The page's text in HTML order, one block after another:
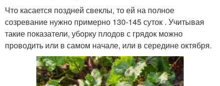
Что касается поздней свеклы, то ей на полное
созревание нужно примерно 130-145 суток . Учитывая
такие показатели, уборку плодов с грядок можно
проводить или в самом начале, или в середине октября.